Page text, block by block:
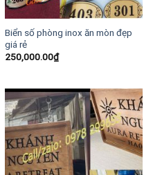
Biển số phòng inox ăn mòn đẹp
giá rẻ
250,000.00₫